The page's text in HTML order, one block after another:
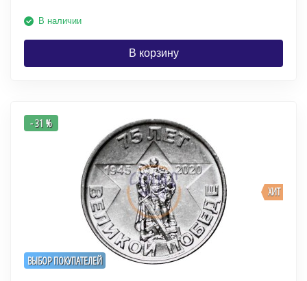
В наличии
В корзину
ВЫБОР ПОКУПАТЕЛЕЙ
ХИТ
- 31 %